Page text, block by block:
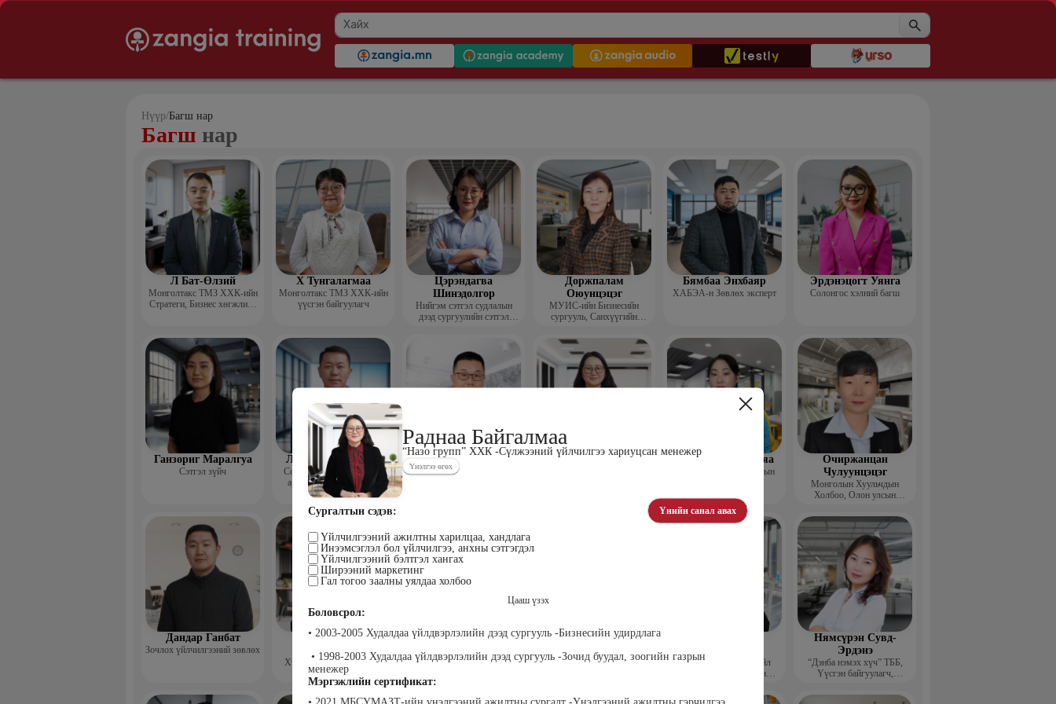
Раднаа Байгалмаа
“Назо групп” ХХК -Сүлжээний үйлчилгээ хариуцсан менежер
Үнэлгээ өгөх
Сургалтын сэдэв: Үнийн санал авах
Үйлчилгээний ажилтны харилцаа, хандлага
Инээмсэглэл бол үйлчилгээ, анхны сэтгэгдэл
Үйлчилгээний бэлтгэл хангах
Ширээний маркетинг
Гал тогоо заалны уялдаа холбоо
Цааш үзэх
Боловсрол:
• 2003-2005 Худалдаа үйлдвэрлэлийн дээд сургууль -Бизнесийн удирдлага
• 1998-2003 Худалдаа үйлдвэрлэлийн дээд сургууль -Зочид буудал, зоогийн газрын
менежер
Мэргэжлийн сертификат:
• 2021 МБСҮМАЗТ-ийн үнэлгээний ажилтны сургалт -Үнэлгээний ажилтны гэрчилгээ
Нүүр/Багш нар
Багш нар
Л Бат-Өлзий
Монголтакс ТМЗ ХХК-ийн
Стратеги, Бизнес хөгжлийн
Х Тунгалагмаа
Монголтакс ТМЗ ХХК-ийн
үүсгэн байгуулагч
Цэрэндагва
Шинэдолгор
Нийгэм сэтгэл судлалын
дээд сургуулийн сэтгэл
Доржпалам
Оюунцэцэг
МУИС-ийн Бизнесийн
сургууль, Санхүүгийн
Бямбаа Энхбаяр
ХАБЭА-н Зөвлөх эксперт
Эрдэнэцогт Уянга
Солонгос хэлний багш
Ганзориг Маралгуа
Сэтгэл зүйч
Ламшир Чинзориг
Соёл, олон нийтийн ажил
арга хэмжээний зөвлөх
Пүрэв Лхамсүрэн
МУИС-ШУС Эдийн засгийн
Раднаа Байгалмаа Жамбал Сарантуяа
Уул уурхайн ашиглалтын
Очиржанцан
Чулуунцэцэг
Монголын Хуульчдын
Холбоо, Олон улсын
Дандар Ганбат
Зочлох үйлчилгээний зөвлөх
Гэрэлцэцэг
Бямбачулуун
Хүний нөөцийн менежер
Сангипалам
Долгорсүрэн
Сэтгэл судлаач
Дамдин Ганбаатар
Доктор, профессор
“HR mentor group” Үйл
ажиллагаа хариуцсан
Нямсүрэн Сувд-
Эрдэнэ
“Дэнба нэмэх хүч” ТББ,
Үүсгэн байгуулагч,